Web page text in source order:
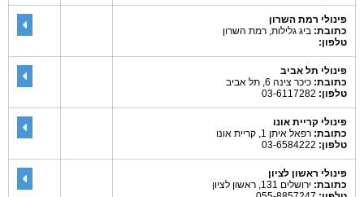
פינולי רמת השרון
כתובת: ביג גלילות, רמת השרון
טלפון:
פינולי תל אביב
כתובת: כיכר צינה 6, תל אביב
טלפון:
פינולי קריית אונו
כתובת: רפאל איתן 1, קריית אונו
טלפון:
פינולי ראשון לציון
כתובת: ירושלים 131, ראשון לציון